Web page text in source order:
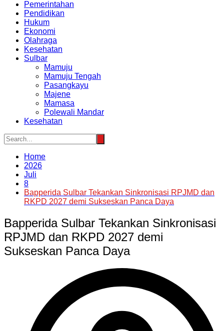
Pemerintahan
Pendidikan
Hukum
Ekonomi
Olahraga
Kesehatan
Sulbar
Mamuju
Mamuju Tengah
Pasangkayu
Majene
Mamasa
Polewali Mandar
Kesehatan
Home
2026
Juli
8
Bapperida Sulbar Tekankan Sinkronisasi RPJMD dan
RKPD 2027 demi Sukseskan Panca Daya
Bapperida Sulbar Tekankan Sinkronisasi
RPJMD dan RKPD 2027 demi
Sukseskan Panca Daya